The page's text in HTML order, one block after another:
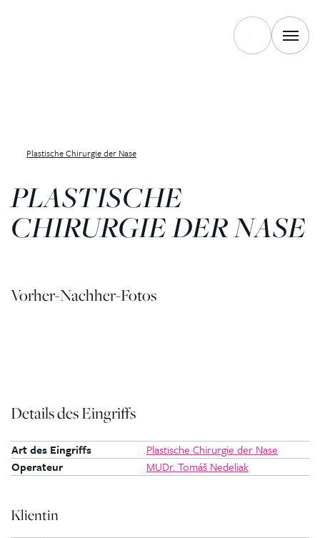
Plastische Chirurgie der Nase
PLASTISCHE
CHIRURGIE DER NASE
Vorher-Nachher-Fotos
Details des Eingriffs
Art des Eingriffs
Plastische Chirurgie der Nase
Operateur
MUDr. Tomáš Nedeliak
Klientin